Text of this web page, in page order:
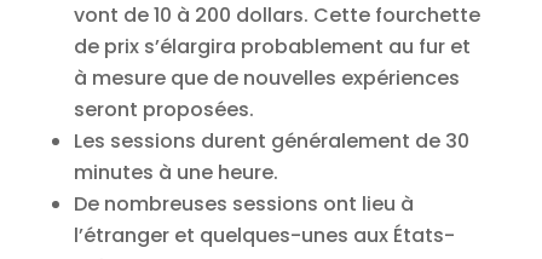
vont de 10 à 200 dollars. Cette fourchette
de prix s’élargira probablement au fur et
à mesure que de nouvelles expériences
seront proposées.
Les sessions durent généralement de 30
minutes à une heure.
De nombreuses sessions ont lieu à
l’étranger et quelques-unes aux États-